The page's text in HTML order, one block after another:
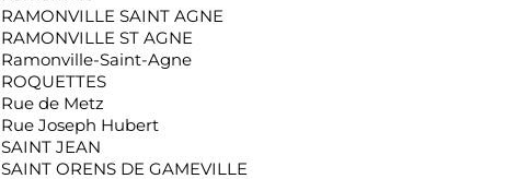
RAMONVILLE SAINT AGNE
RAMONVILLE ST AGNE
Ramonville-Saint-Agne
ROQUETTES
Rue de Metz
Rue Joseph Hubert
SAINT JEAN
SAINT ORENS DE GAMEVILLE